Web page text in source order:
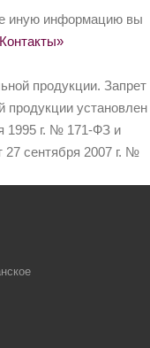
иную информацию вы
продукции. Запрет
продукции установлен
1995 г. № 171-ФЗ и
сентября 2007 г. №